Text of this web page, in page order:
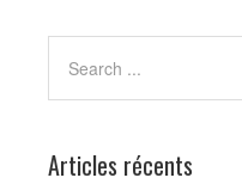
Articles récents